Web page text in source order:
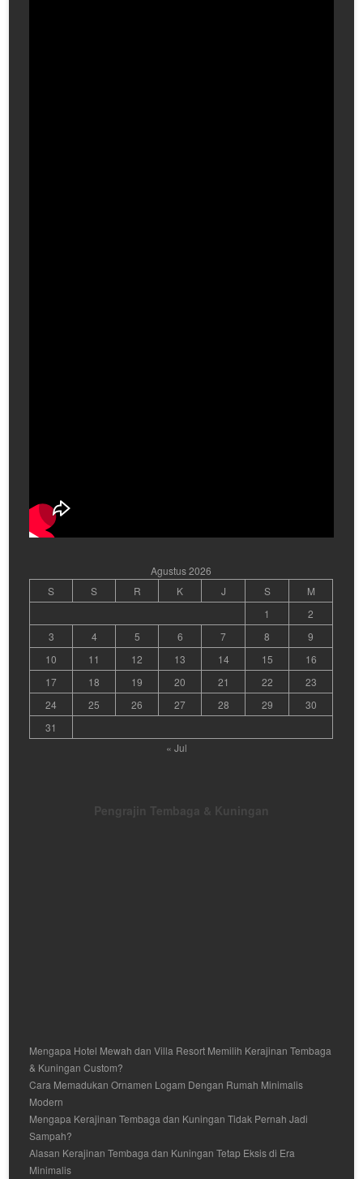
Agustus 2026
S
S R K J S
M
1
2
3
4 5 6 7 8
9
10
11 12 13 14 15
16
17
18 19 20 21 22
23
24
25 26 27 28 29
30
31
« Jul
Pengrajin Tembaga & Kuningan
Mengapa Hotel Mewah dan Villa Resort Memilih Kerajinan Tembaga
& Kuningan Custom?
Cara Memadukan Ornamen Logam Dengan Rumah Minimalis
Modern
Mengapa Kerajinan Tembaga dan Kuningan Tidak Pernah Jadi
Sampah?
Alasan Kerajinan Tembaga dan Kuningan Tetap Eksis di Era
Minimalis